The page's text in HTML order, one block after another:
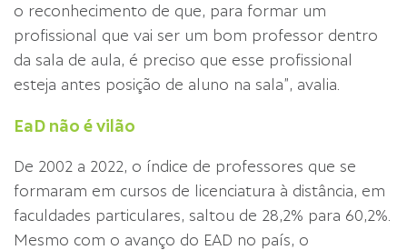
o reconhecimento de que, para formar um
profissional que vai ser um bom professor dentro
da sala de aula, é preciso que esse profissional
esteja antes posição de aluno na sala”, avalia.
EaD não é vilão
De 2002 a 2022, o índice de professores que se
formaram em cursos de licenciatura à distância, em
faculdades particulares, saltou de 28,2% para 60,2%.
Mesmo com o avanço do EAD no país, o